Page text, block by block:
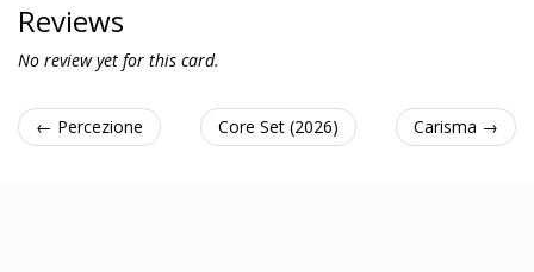
Reviews
No review yet for this card.
← Percezione Core Set (2026) Carisma →